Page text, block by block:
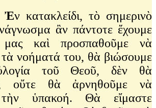
Ἐν κατακλείδι, τὸ σημερινὸ
ἂν πάντοτε ἔχουμε
καὶ προσπαθοῦμε νὰ
νοήματά του, θὰ βιώσουμε
τοῦ Θεοῦ, δὲν θὰ
οὔτε θὰ ἀρνηθοῦμε νὰ
ὑπακοή. Θὰ εἴμαστε